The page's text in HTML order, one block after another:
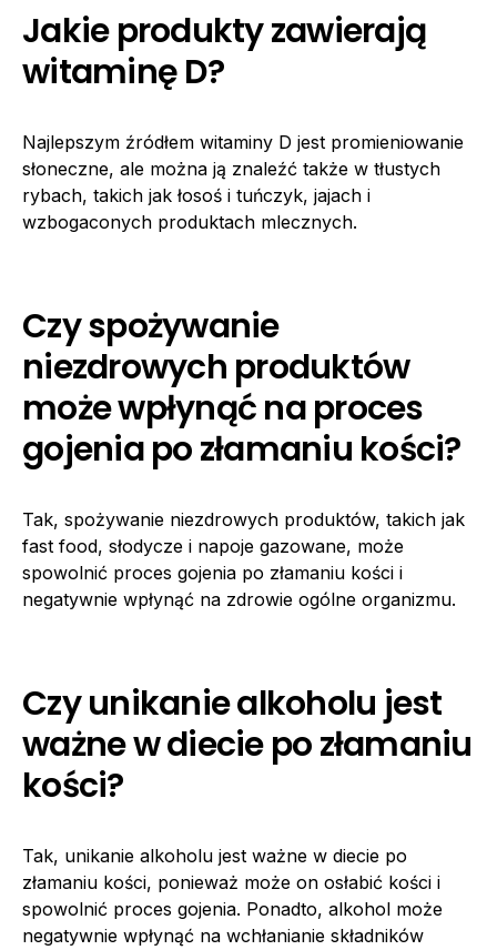
Jakie produkty zawierają
witaminę D?
Najlepszym źródłem witaminy D jest promieniowanie
słoneczne, ale można ją znaleźć także w tłustych
rybach, takich jak łosoś i tuńczyk, jajach i
wzbogaconych produktach mlecznych.
Czy spożywanie
niezdrowych produktów
może wpłynąć na proces
gojenia po złamaniu kości?
Tak, spożywanie niezdrowych produktów, takich jak
fast food, słodycze i napoje gazowane, może
spowolnić proces gojenia po złamaniu kości i
negatywnie wpłynąć na zdrowie ogólne organizmu.
Czy unikanie alkoholu jest
ważne w diecie po złamaniu
kości?
Tak, unikanie alkoholu jest ważne w diecie po
złamaniu kości, ponieważ może on osłabić kości i
spowolnić proces gojenia. Ponadto, alkohol może
negatywnie wpłynąć na wchłanianie składników